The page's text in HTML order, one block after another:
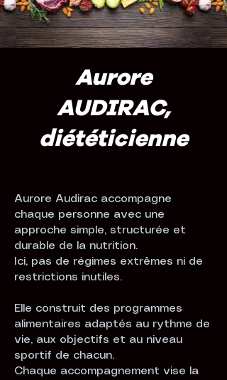
Aurore
AUDIRAC,
diététicienne
Aurore Audirac accompagne
chaque personne avec une
approche simple, structurée et
durable de la nutrition.
Ici, pas de régimes extrêmes ni de
restrictions inutiles.
Elle construit des programmes
alimentaires adaptés au rythme de
vie, aux objectifs et au niveau
sportif de chacun.
Chaque accompagnement vise la